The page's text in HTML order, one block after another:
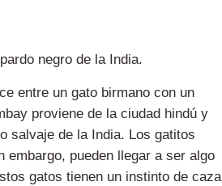
negro de la India.
entre un gato birmano con un
proviene de la ciudad hindú y
salvaje de la India. Los gatitos
embargo, pueden llegar a ser algo
gatos tienen un instinto de caza